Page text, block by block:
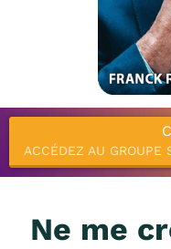
ACCÉDEZ AU GROUPE
Ne me